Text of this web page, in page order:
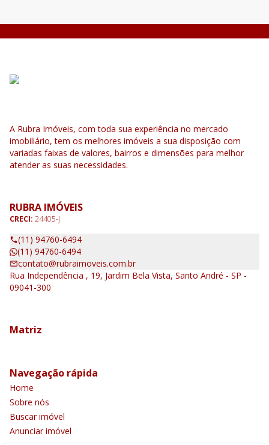
A Rubra Imóveis, com toda sua experiência no mercado
imobiliário, tem os melhores imóveis a sua disposição com
variadas faixas de valores, bairros e dimensões para melhor
atender as suas necessidades.
RUBRA IMÓVEIS
CRECI: 24405-J
(11) 94760-6494
(11) 94760-6494
contato@rubraimoveis.com.br
Rua Independência , 19, Jardim Bela Vista, Santo André - SP -
09041-300
Matriz
Navegação rápida
Home
Sobre nós
Buscar imóvel
Anunciar imóvel